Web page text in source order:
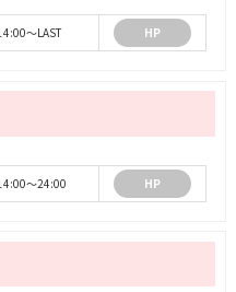
～LAST HP
～24:00 HP